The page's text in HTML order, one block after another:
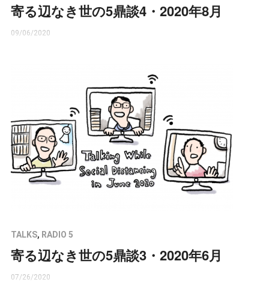
寄る辺なき世の5鼎談4・2020年8月
09/06/2020
TALKS, RADIO 5
寄る辺なき世の5鼎談3・2020年6月
07/26/2020